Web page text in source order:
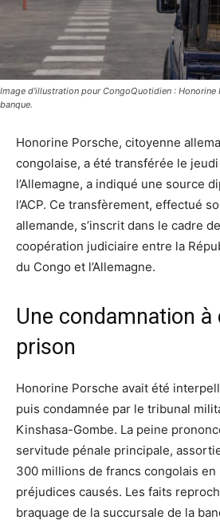
Image d'illustration pour CongoQuotidien : Honorine
banque.
Honorine Porsche, citoyenne
congolaise, a été transférée le
l’Allemagne, a indiqué une source
l’ACP. Ce transfèrement, effectué
allemande, s’inscrit dans le cadre
coopération judiciaire entre la
du Congo et l’Allemagne.
Une condamnation à
prison
Honorine Porsche avait été
puis condamnée par le tribunal
Kinshasa-Gombe. La peine
servitude pénale principale,
300 millions de francs congolais en
préjudices causés. Les faits
braquage de la succursale de la